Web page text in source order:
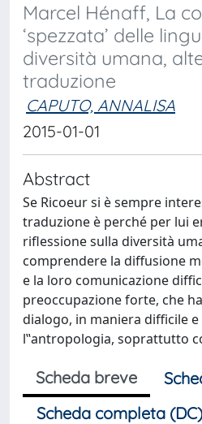
Marcel Hénaff, La
‘spezzata’ delle
diversità umana,
traduzione
CAPUTO, ANNALISA
2015-01-01
Abstract
Se Ricoeur si è sempre
traduzione è perché per lui
riflessione sulla diversità
comprendere la diffusione
e la loro comunicazione
preoccupazione forte, che
dialogo, in maniera difficile
l‟antropologia, soprattutto
Scheda breve
Scheda completa (DC)